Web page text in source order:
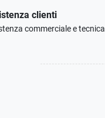
clienti
commerciale e tecnica